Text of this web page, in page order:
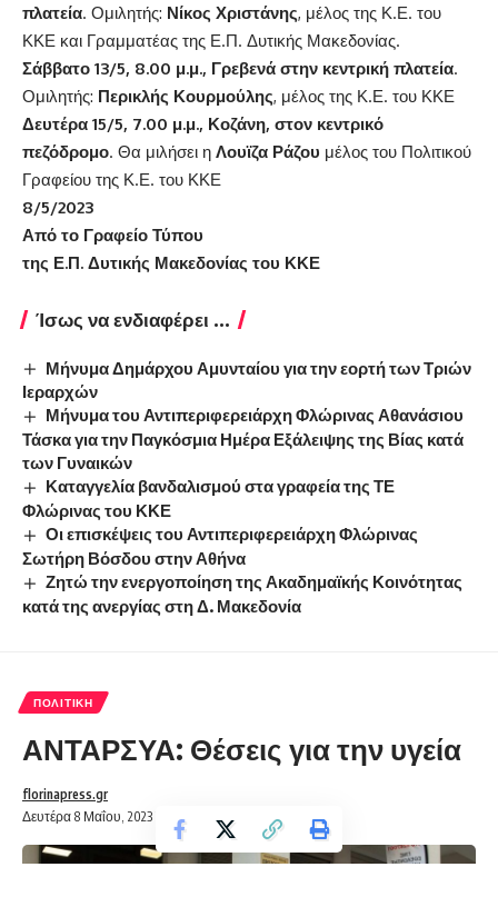
πλατεία. Ομιλητής: Νίκος Χριστάνης, μέλος της Κ.Ε. του
ΚΚΕ και Γραμματέας της Ε.Π. Δυτικής Μακεδονίας.
Σάββατο 13/5, 8.00 μ.μ., Γρεβενά στην κεντρική πλατεία.
Ομιλητής: Περικλής Κουρμούλης, μέλος της Κ.Ε. του ΚΚΕ
Δευτέρα 15/5, 7.00 μ.μ., Κοζάνη, στον κεντρικό
πεζόδρομο. Θα μιλήσει η Λουϊζα Ράζου μέλος του Πολιτικού
Γραφείου της Κ.Ε. του ΚΚΕ
8/5/2023
Από το Γραφείο Τύπου
της Ε.Π. Δυτικής Μακεδονίας του ΚΚΕ
Ίσως να ενδιαφέρει ...
Μήνυμα Δημάρχου Αμυνταίου για την εορτή των Τριών
Ιεραρχών
Μήνυμα του Αντιπεριφερειάρχη Φλώρινας Αθανάσιου
Τάσκα για την Παγκόσμια Ημέρα Εξάλειψης της Βίας κατά
των Γυναικών
Καταγγελία βανδαλισμού στα γραφεία της ΤΕ
Φλώρινας του ΚΚΕ
Οι επισκέψεις του Αντιπεριφερειάρχη Φλώρινας
Σωτήρη Βόσδου στην Αθήνα
Ζητώ την ενεργοποίηση της Ακαδημαϊκής Κοινότητας
κατά της ανεργίας στη Δ. Μακεδονία
ΠΟΛΙΤΙΚΉ
ΑΝΤΑΡΣΥΑ: Θέσεις για την υγεία
Δευτέρα 8 Μαΐου, 2023 21:41
florinapress.gr